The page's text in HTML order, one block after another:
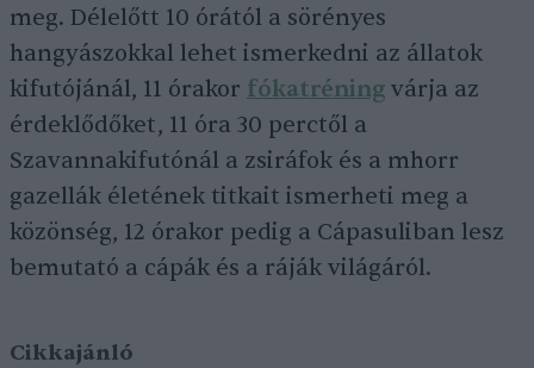
meg. Délelőtt 10 órától a sörényes
hangyászokkal lehet ismerkedni az állatok
kifutójánál, 11 órakor fókatréning várja az
érdeklődőket, 11 óra 30 perctől a
Szavannakifutónál a zsiráfok és a mhorr
gazellák életének titkait ismerheti meg a
közönség, 12 órakor pedig a Cápasuliban lesz
bemutató a cápák és a ráják világáról.
Cikkajánló